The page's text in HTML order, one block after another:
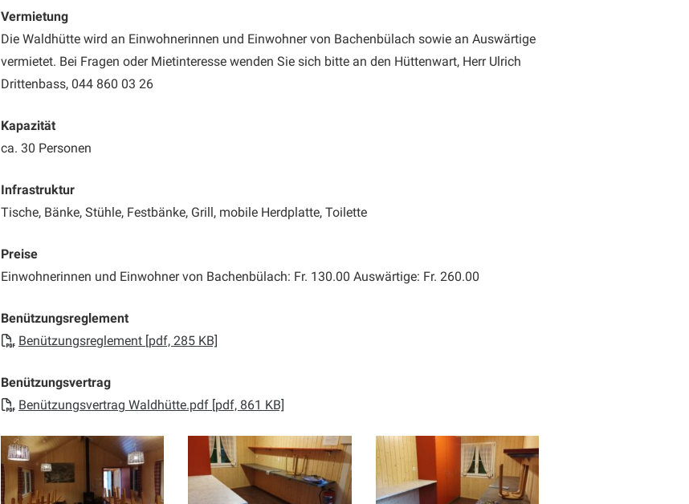
Vermietung
Die Waldhütte wird an Einwohnerinnen und Einwohner von Bachenbülach sowie an Auswärtige
vermietet. Bei Fragen oder Mietinteresse wenden Sie sich bitte an den Hüttenwart, Herr Ulrich
Drittenbass, 044 860 03 26
Kapazität
ca. 30 Personen
Infrastruktur
Tische, Bänke, Stühle, Festbänke, Grill, mobile Herdplatte, Toilette
Preise
Einwohnerinnen und Einwohner von Bachenbülach: Fr. 130.00 Auswärtige: Fr. 260.00
Benützungsreglement
Benützungsreglement [pdf, 285 KB]
Benützungsvertrag
Benützungsvertrag Waldhütte.pdf [pdf, 861 KB]